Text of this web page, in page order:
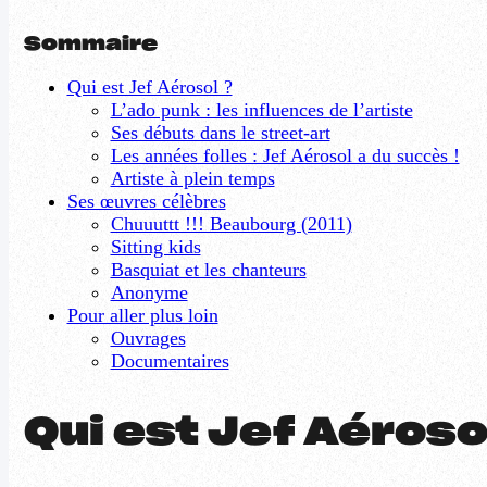
Sommaire
Qui est Jef Aérosol ?
L’ado punk : les influences de l’artiste
Ses débuts dans le street-art
Les années folles : Jef Aérosol a du succès !
Artiste à plein temps
Ses œuvres célèbres
Chuuuttt !!! Beaubourg (2011)
Sitting kids
Basquiat et les chanteurs
Anonyme
Pour aller plus loin
Ouvrages
Documentaires
Qui est Jef